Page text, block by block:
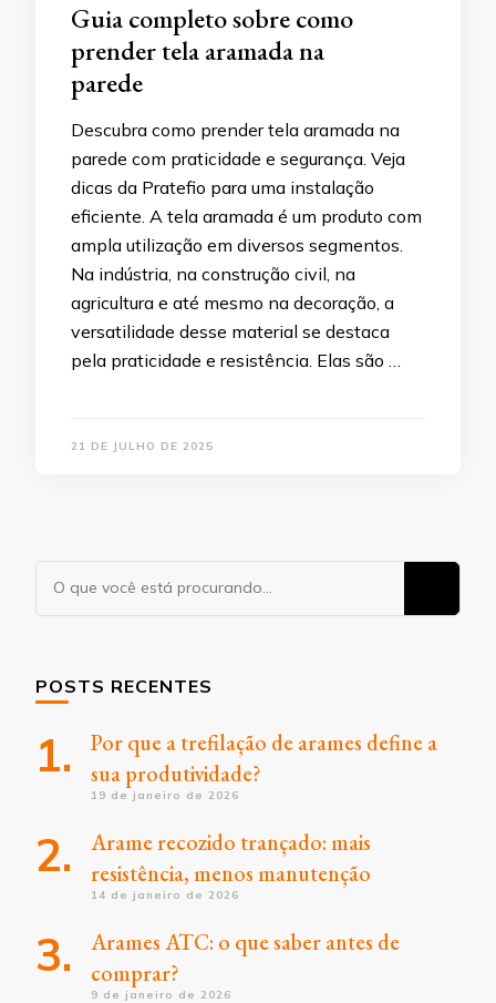
Guia completo sobre como
prender tela aramada na
parede
Descubra como prender tela aramada na
parede com praticidade e segurança. Veja
dicas da Pratefio para uma instalação
eficiente. A tela aramada é um produto com
ampla utilização em diversos segmentos.
Na indústria, na construção civil, na
agricultura e até mesmo na decoração, a
versatilidade desse material se destaca
pela praticidade e resistência. Elas são …
21 DE JULHO DE 2025
Procurando
POSTS RECENTES
Por que a trefilação de arames define a
sua produtividade?
19 de janeiro de 2026
Arame recozido trançado: mais
resistência, menos manutenção
14 de janeiro de 2026
Arames ATC: o que saber antes de
comprar?
9 de janeiro de 2026